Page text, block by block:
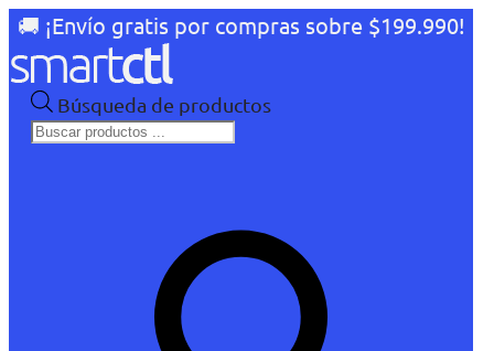
🚚 ¡Envío gratis por compras sobre $199.990!
Búsqueda de productos